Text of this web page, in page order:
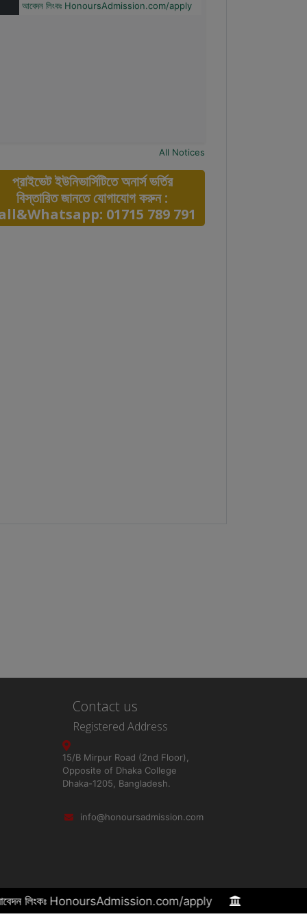
All Notices
প্রাইভেট ইউনিভার্সিটিতে অনার্স ভর্তির
বিস্তারিত জানতে যোগাযোগ করুন :
01715 789 791
আবেদন লিংকঃ HonoursAdmission.com/apply
Contact us
Registered Address
15/B Mirpur Road (2nd Floor),
Opposite of Dhaka College
Dhaka-1205, Bangladesh.
info@honoursadmission.com